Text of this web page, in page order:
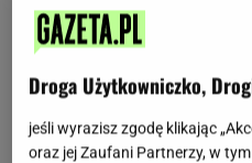
Droga Użytkowniczko,
jeśli wyrazisz zgodę klikając
oraz jej Zaufani Partnerzy, w